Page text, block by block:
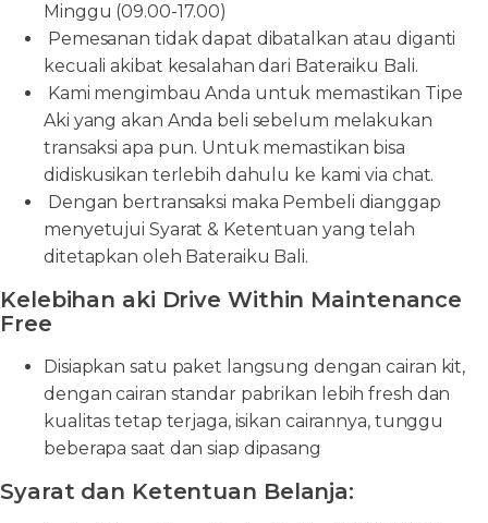
Minggu (09.00-17.00)
Pemesanan tidak dapat dibatalkan atau diganti
kecuali akibat kesalahan dari Bateraiku Bali.
Kami mengimbau Anda untuk memastikan Tipe
Aki yang akan Anda beli sebelum melakukan
transaksi apa pun. Untuk memastikan bisa
didiskusikan terlebih dahulu ke kami via chat.
Dengan bertransaksi maka Pembeli dianggap
menyetujui Syarat & Ketentuan yang telah
ditetapkan oleh Bateraiku Bali.
Kelebihan aki Drive Within Maintenance
Free
Disiapkan satu paket langsung dengan cairan kit,
dengan cairan standar pabrikan lebih fresh dan
kualitas tetap terjaga, isikan cairannya, tunggu
beberapa saat dan siap dipasang
Syarat dan Ketentuan Belanja: